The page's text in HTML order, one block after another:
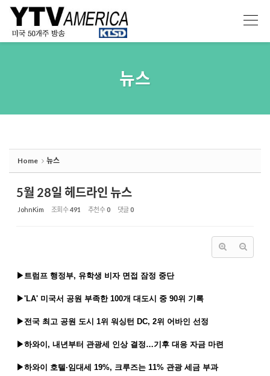
뉴스
Home 뉴스
5월 28일 헤드라인 뉴스
JohnKim 조회 수491 추천 수0 댓글0
▶ 트럼프 행정부, 유학생 비자 면접 잠정 중단
▶'LA' 미국서 공원 부족한 100개 대도시 중 90위 기록
▶전국 최고 공원 도시 1위 워싱턴 DC, 2위 어바인 선정
▶하와이, 내년부터 관광세 인상 결정…기후 대응 자금 마련
▶하와이 호텔·임대세 19%, 크루즈는 11% 관광 세금 부과